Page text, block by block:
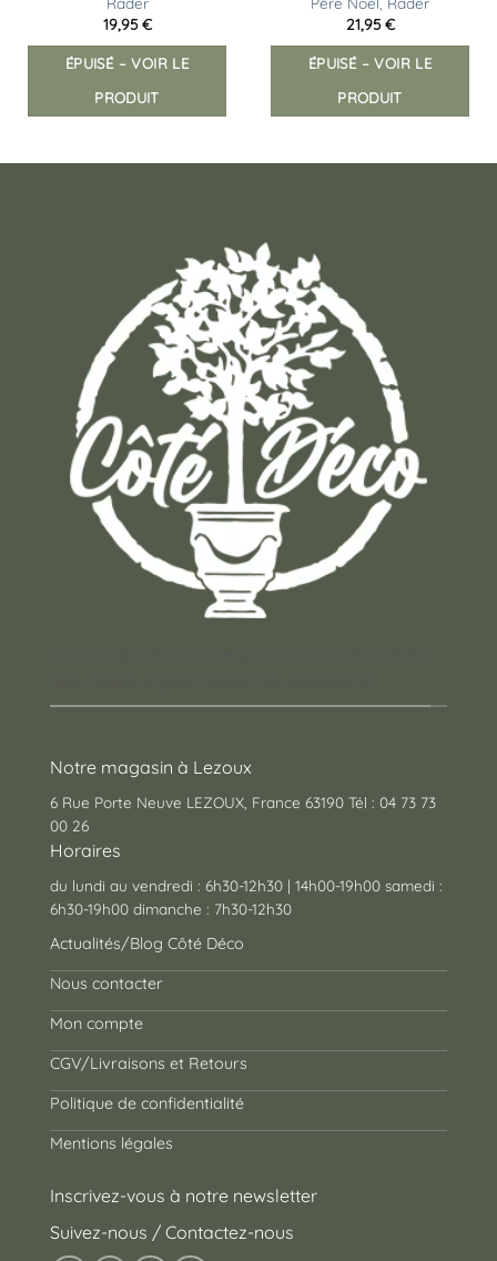
19,95€
ÉPUISÉ – VOIR LE
PRODUIT
21,95€
ÉPUISÉ – VOIR LE
PRODUIT
Notre magasin à Lezoux
6 Rue Porte Neuve LEZOUX, France 63190 Tél : 04 73 73
00 26
Horaires
du lundi au vendredi : 6h30-12h30 | 14h00-19h00 samedi :
6h30-19h00 dimanche : 7h30-12h30
Actualités/Blog Côté Déco
Nous contacter
Mon compte
CGV/Livraisons et Retours
Politique de confidentialité
Mentions légales
Inscrivez-vous à notre newsletter
Suivez-nous / Contactez-nous